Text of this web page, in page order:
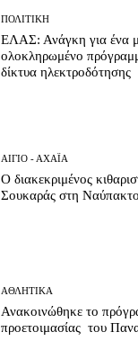
ΠΟΛΙΤΙΚΉ
ΕΛΑΣ: Ανάγκη για ένα
ολοκληρωμένο
δίκτυα ηλεκτροδότησης
ΑΊΓΙΟ - ΑΧΑΪ́Α
Ο διακεκριμένος
Σουκαράς στη Ναύπακτο
ΑΘΛΗΤΙΚΆ
Ανακοινώθηκε το
προετοιμασίας του